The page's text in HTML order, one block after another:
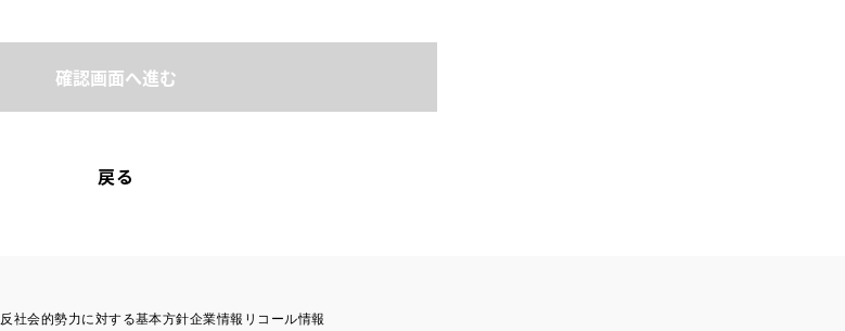
確認画面へ進む
戻る
反社会的勢力に対する基本方針企業情報 リコール情報